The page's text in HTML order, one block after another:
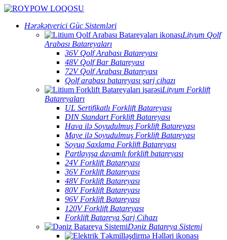
Hərəkətverici Güc Sistemləri
Lityum Qolf
Arabası Batareyaları
36V Qolf Arabası Batareyası
48V Qolf Bar Batareyası
72V Qolf Arabası Batareyası
Qolf arabası batareyası şarj cihazı
Lityum Forklift
Batareyaları
UL Sertifikatlı Forklift Batareyası
DIN Standart Forklift Batareyası
Hava ilə Soyudulmuş Forklift Batareyası
Maye ilə Soyudulmuş Forklift Batareyası
Soyuq Saxlama Forklift Batareyası
Partlayışa davamlı forklift batareyası
24V Forklift Batareyası
36V Forklift Batareyası
48V Forklift Batareyası
80V Forklift Batareyası
96V Forklift Batareyası
120V Forklift Batareyası
Forklift Batareya Şarj Cihazı
Dəniz Batareya Sistemi